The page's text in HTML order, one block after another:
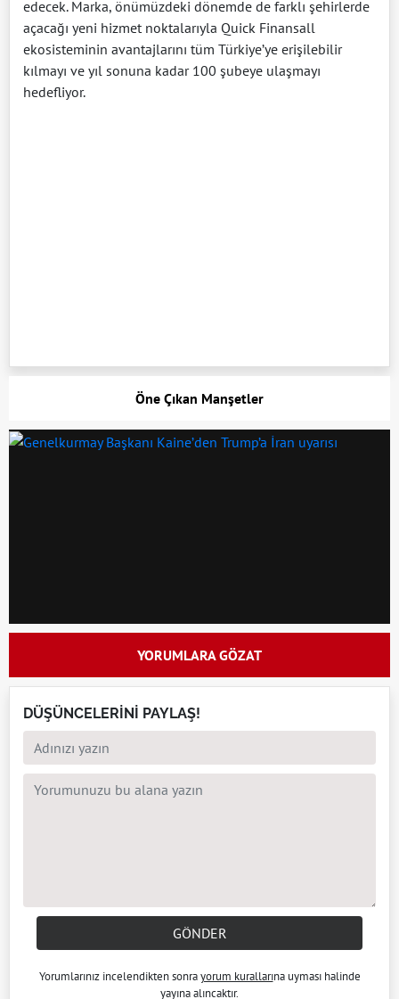
edecek. Marka, önümüzdeki dönemde de farklı şehirlerde
açacağı yeni hizmet noktalarıyla Quick Finansall
ekosisteminin avantajlarını tüm Türkiye’ye erişilebilir
kılmayı ve yıl sonuna kadar 100 şubeye ulaşmayı
hedefliyor.
Öne Çıkan Manşetler
YORUMLARA GÖZAT
DÜŞÜNCELERİNİ PAYLAŞ!
GÖNDER
Yorumlarınız incelendikten sonrayorum kurallarına uyması halinde
yayına alıncaktır.